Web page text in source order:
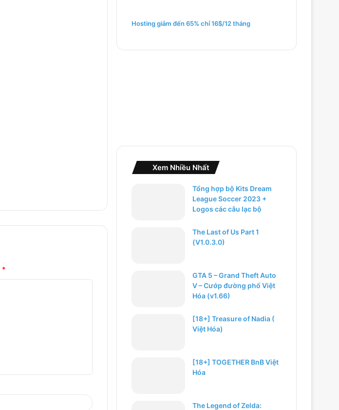
*
h
Hosting giảm đến 65% chỉ 16$/12 tháng
Xem Nhiều Nhất
Tổng hợp bộ Kits Dream
League Soccer 2023 +
Logos các câu lạc bộ
The Last of Us Part 1
(V1.0.3.0)
GTA 5 – Grand Theft Auto
V – Cướp đường phố Việt
Hóa (v1.66)
[18+] Treasure of Nadia (
Việt Hóa)
[18+] TOGETHER BnB Việt
Hóa
The Legend of Zelda: